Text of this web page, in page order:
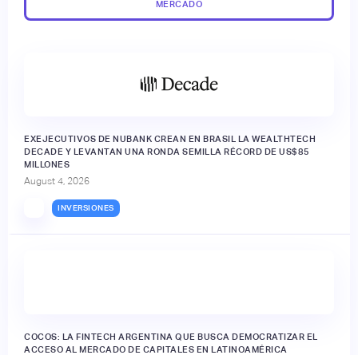
MERCADO
EXEJECUTIVOS DE NUBANK CREAN EN BRASIL LA WEALTHTECH
DECADE Y LEVANTAN UNA RONDA SEMILLA RÉCORD DE US$85
MILLONES
August 4, 2026
INVERSIONES
COCOS: LA FINTECH ARGENTINA QUE BUSCA DEMOCRATIZAR EL
ACCESO AL MERCADO DE CAPITALES EN LATINOAMÉRICA